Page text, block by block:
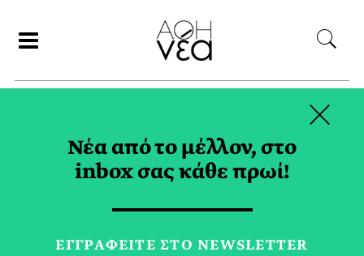
ΦΟΙΤΗΤΕΣ TAG
Νέα από το μέλλον, στο
inbox σας κάθε πρωί!
ΕΓΓPΑΦΕΙΤΕ ΣΤΟ NEWSLETTER
×